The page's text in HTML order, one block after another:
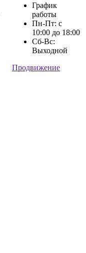
График
работы
Пн-Пт: с
10:00 до 18:00
Сб-Вс:
Выходной
Продвижение